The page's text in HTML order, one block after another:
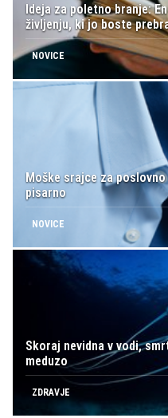
Ideja za poletno branje:
življenju, ki jo boste
NOVICE
Moške srajce za
pisarno
NOVICE
Skoraj nevidna v vodi,
meduzo
ZDRAVJE